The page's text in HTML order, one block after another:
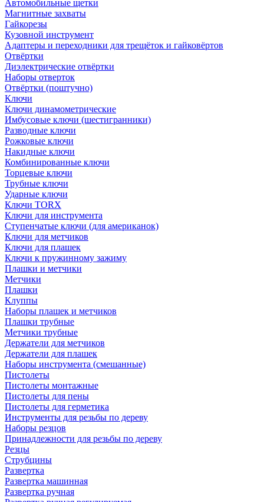
Автомобильные щетки
Магнитные захваты
Гайкорезы
Кузовной инструмент
Адаптеры и переходники для трещёток и гайковёртов
Отвёртки
Диэлектрические отвёртки
Наборы отверток
Отвёртки (поштучно)
Ключи
Ключи динамометрические
Имбусовые ключи (шестигранники)
Разводные ключи
Рожковые ключи
Накидные ключи
Комбинированные ключи
Торцевые ключи
Трубные ключи
Ударные ключи
Ключи TORX
Ключи для инструмента
Ступенчатые ключи (для американок)
Ключи для метчиков
Ключи для плашек
Ключи к пружинному зажиму
Плашки и метчики
Метчики
Плашки
Клуппы
Наборы плашек и метчиков
Плашки трубные
Метчики трубные
Держатели для метчиков
Держатели для плашек
Наборы инструмента (смешанные)
Пистолеты
Пистолеты монтажные
Пистолеты для пены
Пистолеты для герметика
Инструменты для резьбы по дереву
Наборы резцов
Принадлежности для резьбы по дереву
Резцы
Струбцины
Развертка
Развертка машинная
Развертка ручная